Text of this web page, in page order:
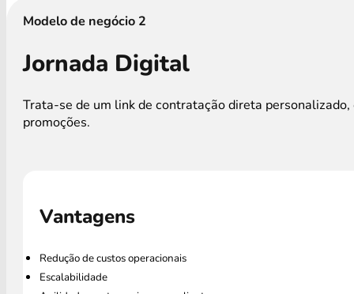
Modelo de negócio 2
Jornada Digital
Trata-se de um link de contratação direta
promoções.
Vantagens
Redução de custos operacionais
Escalabilidade